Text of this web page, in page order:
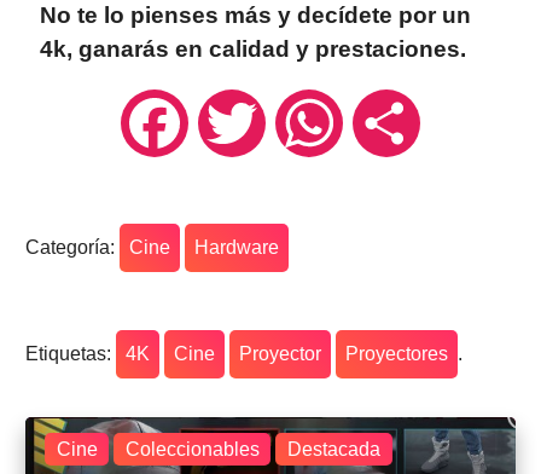
No te lo pienses más y decídete por un
4k, ganarás en calidad y prestaciones.
FacebookTwitter WhatsAppCompartir
Categoría: Cine Hardware
Etiquetas: 4K Cine Proyector Proyectores .
Cine Coleccionables Destacada